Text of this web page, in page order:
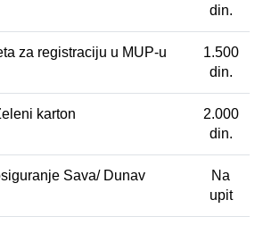
din.
za registraciju u MUP-u
1.500
din.
karton
2.000
din.
Sava/ Dunav
Na
upit